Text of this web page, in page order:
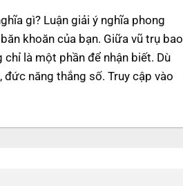
gì? Luận giải ý nghĩa phong
khoăn của bạn. Giữa vũ trụ bao
là một phần để nhận biết. Dù
năng thắng số. Truy cập vào